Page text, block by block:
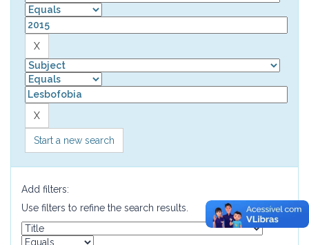
Start a new search
Add filters:
Use filters to refine the search results.